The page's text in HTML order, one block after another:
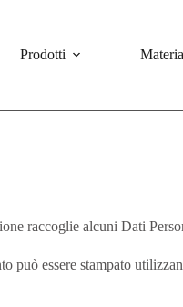
Prodotti
raccoglie alcuni Dati
può essere stampato